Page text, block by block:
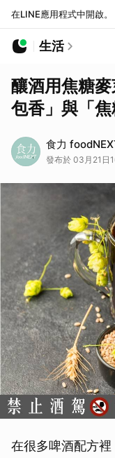
在LINE應用程式中開啟。
生活
釀酒用焦糖
包香」與「
食力
發布於 03月21日
在很多啤酒配方裡